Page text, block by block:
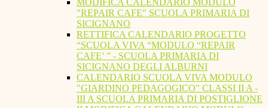
MODIFICA CALENDARIO MODULO
"REPAIR CAFE" SCUOLA PRIMARIA DI
SICIGNANO
RETTIFICA CALENDARIO PROGETTO
“SCUOLA VIVA “MODULO “REPAIR
CAFE’ ” - SCUOLA PRIMARIA DI
SICIGNANO DEGLI ALBURNI
CALENDARIO SCUOLA VIVA MODULO
"GIARDINO PEDAGOGICO" CLASSI II A -
III A SCUOLA PRIMARIA DI POSTIGLIONE